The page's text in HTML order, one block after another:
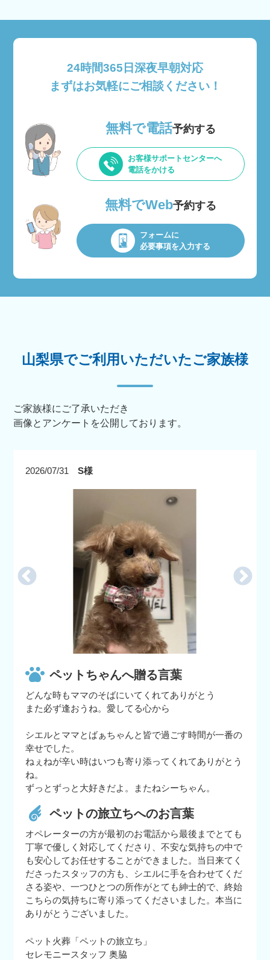
24時間365日深夜早朝対応
まずはお気軽にご相談ください！
無料で電話予約する
お客様サポートセンターへ
電話をかける
無料でWeb予約する
フォームに
必要事項を入力する
山梨県でご利用いただいたご家族様
ご家族様にご了承いただき
画像とアンケートを公開しております。
2026/07/31 S様
ペットちゃんへ贈る言葉
どんな時もママのそばにいてくれてありがとう
また必ず逢おうね。愛してる心から
シエルとママとばぁちゃんと皆で過ごす時間が一番の
幸せでした。
ねぇねが辛い時はいつも寄り添ってくれてありがとう
ね。
ずっとずっと大好きだよ。またねシーちゃん。
ペットの旅立ちへのお言葉
オペレーターの方が最初のお電話から最後までとても
丁寧で優しく対応してくださり、不安な気持ちの中で
も安心してお任せすることができました。当日来てく
ださったスタッフの方も、シエルに手を合わせてくだ
さる姿や、一つひとつの所作がとても紳士的で、終始
こちらの気持ちに寄り添ってくださいました。本当に
ありがとうございました。
ペット火葬「ペットの旅立ち」
セレモニースタッフ 奥脇